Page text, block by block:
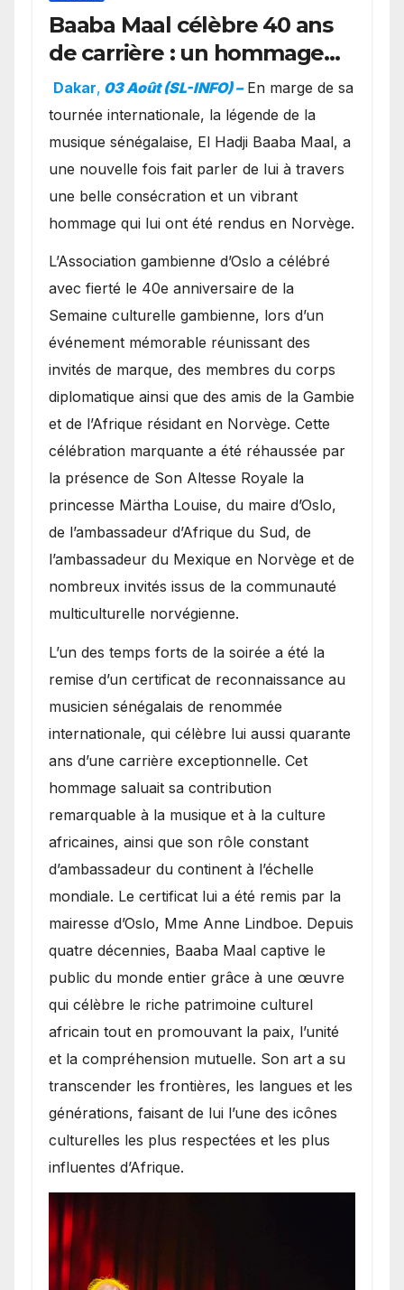
Baaba Maal célèbre 40 ans
de carrière : un hommage
exceptionnel à Oslo en
présence de la famille
royale.
Dakar, 03 Août (SL-INFO) – ​En marge de sa
tournée internationale, la légende de la
musique sénégalaise, El Hadji Baaba Maal, a
une nouvelle fois fait parler de lui à travers
une belle consécration et un vibrant
hommage qui lui ont été rendus en Norvège.
​L’Association gambienne d’Oslo a célébré
avec fierté le 40e anniversaire de la
Semaine culturelle gambienne, lors d’un
événement mémorable réunissant des
invités de marque, des membres du corps
diplomatique ainsi que des amis de la Gambie
et de l’Afrique résidant en Norvège. Cette
célébration marquante a été réhaussée par
la présence de Son Altesse Royale la
princesse Märtha Louise, du maire d’Oslo,
de l’ambassadeur d’Afrique du Sud, de
l’ambassadeur du Mexique en Norvège et de
nombreux invités issus de la communauté
multiculturelle norvégienne.
​L’un des temps forts de la soirée a été la
remise d’un certificat de reconnaissance au
musicien sénégalais de renommée
internationale, qui célèbre lui aussi quarante
ans d’une carrière exceptionnelle. Cet
hommage saluait sa contribution
remarquable à la musique et à la culture
africaines, ainsi que son rôle constant
d’ambassadeur du continent à l’échelle
mondiale. Le certificat lui a été remis par la
mairesse d’Oslo, Mme Anne Lindboe. Depuis
quatre décennies, Baaba Maal captive le
public du monde entier grâce à une œuvre
qui célèbre le riche patrimoine culturel
africain tout en promouvant la paix, l’unité
et la compréhension mutuelle. Son art a su
transcender les frontières, les langues et les
générations, faisant de lui l’une des icônes
culturelles les plus respectées et les plus
influentes d’Afrique.